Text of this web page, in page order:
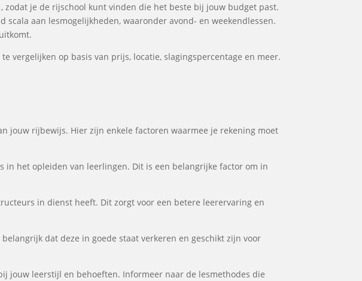
je de rijschool kunt vinden die het beste bij jouw budget past.
aan lesmogelijkheden, waaronder avond- en weekendlessen.
vergelijken op basis van prijs, locatie, slagingspercentage en meer.
jouw rijbewijs. Hier zijn enkele factoren waarmee je rekening moet
in het opleiden van leerlingen. Dit is een belangrijke factor om in
in dienst heeft. Dit zorgt voor een betere leerervaring en
dat deze in goede staat verkeren en geschikt zijn voor
jouw leerstijl en behoeften. Informeer naar de lesmethodes die